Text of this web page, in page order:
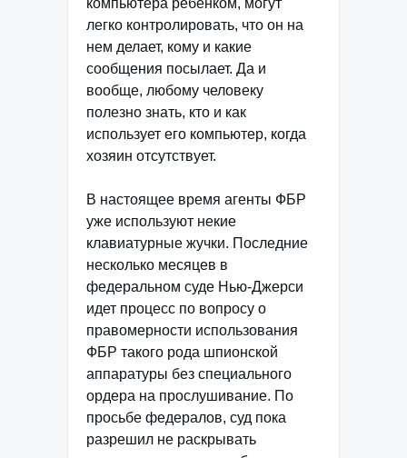
компьютера ребенком, могут
легко контролировать, что он на
нем делает, кому и какие
сообщения посылает. Да и
вообще, любому человеку
полезно знать, кто и как
использует его компьютер, когда
хозяин отсутствует.
В настоящее время агенты ФБР
уже используют некие
клавиатурные жучки. Последние
несколько месяцев в
федеральном суде Нью-Джерси
идет процесс по вопросу о
правомерности использования
ФБР такого рода шпионской
аппаратуры без специального
ордера на прослушивание. По
просьбе федералов, суд пока
разрешил не раскрывать